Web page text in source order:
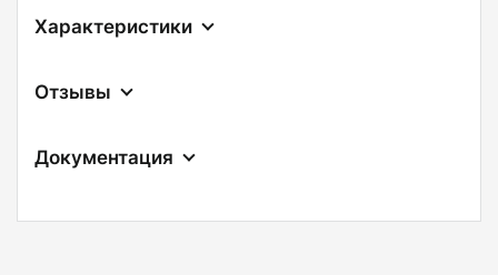
Характеристики
Отзывы
Документация